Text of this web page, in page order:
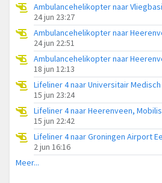
24 jun 23:27
24 jun 22:51
18 jun 12:13
15 jun 23:24
Lifeliner 4 naar Heerenveen,
15 jun 22:42
Lifeliner 4 naar Groningen Airport
2 jun 16:16
Meer...